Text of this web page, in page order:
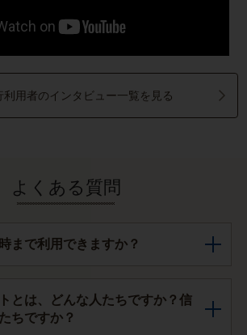
利用者のインタビュー一覧を見る
よくある質問
まで利用できますか？
とは、どんな人たちですか？信
ちですか？